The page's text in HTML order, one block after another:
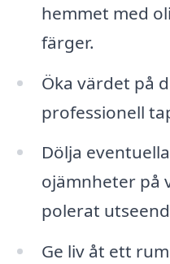
hemmet med
färger.
Öka värdet på
professionell
Dölja
ojämnheter på
polerat
Ge liv åt ett